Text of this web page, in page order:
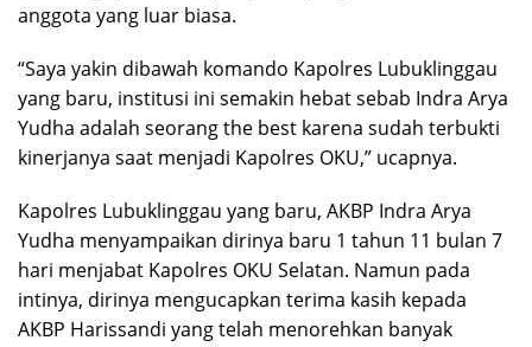
anggota yang luar biasa.
“Saya yakin dibawah komando Kapolres Lubuklinggau
yang baru, institusi ini semakin hebat sebab Indra Arya
Yudha adalah seorang the best karena sudah terbukti
kinerjanya saat menjadi Kapolres OKU,” ucapnya.
Kapolres Lubuklinggau yang baru, AKBP Indra Arya
Yudha menyampaikan dirinya baru 1 tahun 11 bulan 7
hari menjabat Kapolres OKU Selatan. Namun pada
intinya, dirinya mengucapkan terima kasih kepada
AKBP Harissandi yang telah menorehkan banyak